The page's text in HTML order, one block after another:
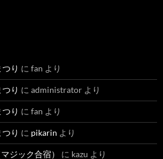
り に fan より
り に administrator より
り に fan より
り に pikarin より
ジック合宿） に kazu より